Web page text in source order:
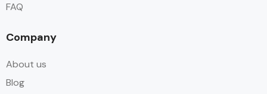
FAQ
Company
About us
Blog